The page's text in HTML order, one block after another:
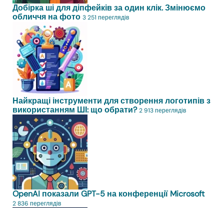
Добірка ші для діпфейків за один клік. Змінюємо
обличчя на фото 3 251 переглядів
Найкращі інструменти для створення логотипів з
використанням ШІ: що обрати? 2 913 переглядів
OpenAI показали GPT-5 на конференції Microsoft
2 836 переглядів